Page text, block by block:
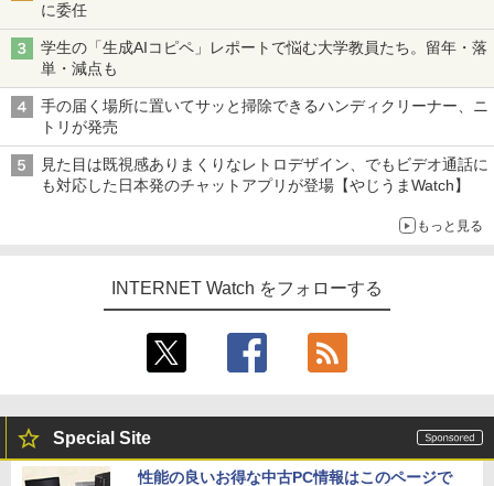
に委任
学生の「生成AIコピペ」レポートで悩む大学教員たち。留年・落
単・減点も
手の届く場所に置いてサッと掃除できるハンディクリーナー、ニ
トリが発売
見た目は既視感ありまくりなレトロデザイン、でもビデオ通話に
も対応した日本発のチャットアプリが登場【やじうまWatch】
もっと見る
INTERNET Watch をフォローする
Special Site
性能の良いお得な中古PC情報はこのページで